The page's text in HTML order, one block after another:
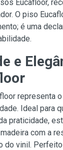
Eucafloor,
O piso
é uma
e
representa
Ideal para
praticidade,
com a
do vinil.